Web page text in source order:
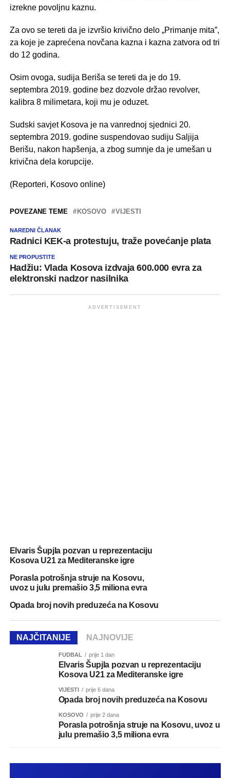
izrekne povoljnu kaznu.
Za ovo se tereti da je izvršio krivično delo „Primanje mita”,
za koje je zaprećena novčana kazna i kazna zatvora od tri
do 12 godina.
Osim ovoga, sudija Beriša se tereti da je do 19.
septembra 2019. godine bez dozvole držao revolver,
kalibra 8 milimetara, koji mu je oduzet.
Sudski savjet Kosova je na vanrednoj sjednici 20.
septembra 2019. godine suspendovao sudiju Saljija
Berišu, nakon hapšenja, a zbog sumnje da je umešan u
krivična dela korupcije.
(Reporteri, Kosovo online)
POVEZANE TEME KOSOVO VIJESTI
NAREDNI ČLANAK
Radnici KEK-a protestuju, traže povećanje plata
NE PROPUSTITE
Hadžiu: Vlada Kosova izdvaja 600.000 evra za
elektronski nadzor nasilnika
ADVERTISEMENT
Elvaris Šupjla pozvan u reprezentaciju
Kosova U21 za Mediteranske igre
Porasla potrošnja struje na Kosovu,
uvoz u julu premašio 3,5 miliona evra
Opada broj novih preduzeća na Kosovu
NAJČITANIJE NAJNOVIJE
FUDBAL prije 1 dan
Elvaris Šupjla pozvan u reprezentaciju
Kosova U21 za Mediteranske igre
VIJESTI prije 6 dana
Opada broj novih preduzeća na Kosovu
KOSOVO prije 2 dana
Porasla potrošnja struje na Kosovu, uvoz u
julu premašio 3,5 miliona evra